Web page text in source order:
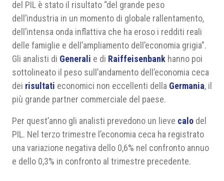
del PIL è stato il risultato “del grande peso
dell’industria in un momento di globale rallentamento,
dell’intensa onda inflattiva che ha eroso i redditi reali
delle famiglie e dell’ampliamento dell’economia grigia”.
Gli analisti di Generali e di Raiffeisenbank hanno poi
sottolineato il peso sull’andamento dell’economia ceca
dei risultati economici non eccellenti della Germania, il
più grande partner commerciale del paese.
Per quest’anno gli analisti prevedono un lieve calo del
PIL. Nel terzo trimestre l’economia ceca ha registrato
una variazione negativa dello 0,6% nel confronto annuo
e dello 0,3% in confronto al trimestre precedente.